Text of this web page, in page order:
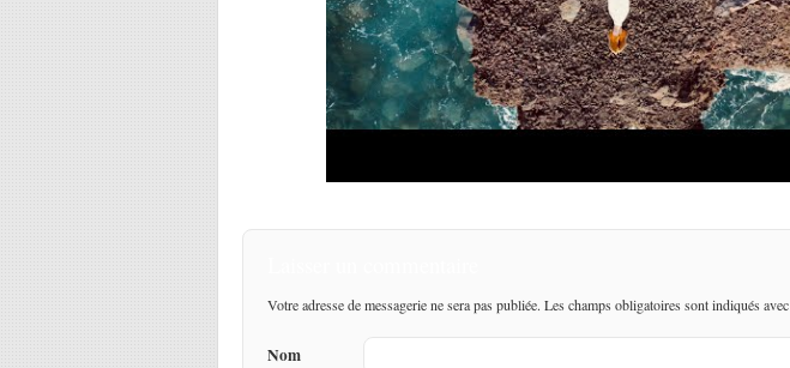
Votre adresse de messagerie ne sera pas publiée. Les champs obligatoires sont indiqués avec
Nom